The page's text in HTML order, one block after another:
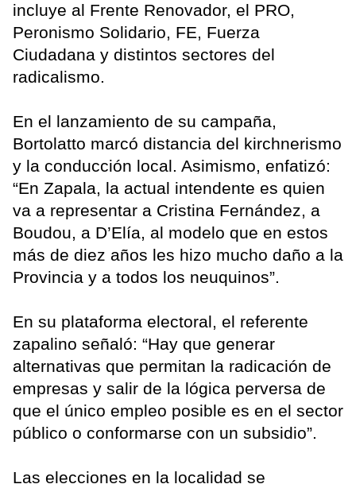
incluye al Frente Renovador, el PRO,
Peronismo Solidario, FE, Fuerza
Ciudadana y distintos sectores del
radicalismo.
En el lanzamiento de su campaña,
Bortolatto marcó distancia del kirchnerismo
y la conducción local. Asimismo, enfatizó:
“En Zapala, la actual intendente es quien
va a representar a Cristina Fernández, a
Boudou, a D’Elía, al modelo que en estos
más de diez años les hizo mucho daño a la
Provincia y a todos los neuquinos”.
En su plataforma electoral, el referente
zapalino señaló: “Hay que generar
alternativas que permitan la radicación de
empresas y salir de la lógica perversa de
que el único empleo posible es en el sector
público o conformarse con un subsidio”.
Las elecciones en la localidad se